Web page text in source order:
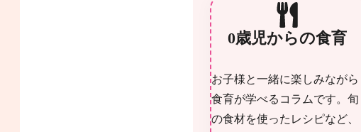
0歳児からの食育
お子様と一緒に楽しみながら
食育が学べるコラムです。旬
の食材を使ったレシピなど、